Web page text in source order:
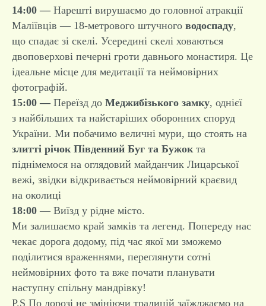
14:00 — Нарешті вирушаємо до головної атракції
Маліївців — 18-метрового штучного водоспаду,
що спадає зі скелі. Усередині скелі ховаються
двоповерхові печерні гроти давнього монастиря. Це
ідеальне місце для медитації та неймовірних
фотографій.
15:00 — Переїзд до Меджибізького замку, однієї
з найбільших та найстаріших оборонних споруд
України. Ми побачимо величні мури, що стоять на
злитті річок Південний Буг та Бужок та
піднімемося на оглядовий майданчик Лицарської
вежі, звідки відкривається неймовірний краєвид
на околиці
18:00 — Виїзд у рідне місто.
Ми залишаємо край замків та легенд. Попереду нас
чекає дорога додому, під час якої ми зможемо
поділитися враженнями, переглянути сотні
неймовірних фото та вже почати планувати
наступну спільну мандрівку!
Р.S По дорозі не змініючи традицій заїжджаємо на